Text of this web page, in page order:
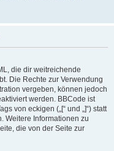
die dir weitreichende
Die Rechte zur Verwendung
vergeben, können jedoch
werden. BBCode ist
von eckigen („[“ und „]“) statt
Weitere Informationen zu
die von der Seite zur